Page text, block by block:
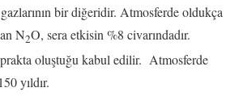
bir diğeridir. Atmosferde oldukça
N2O, sera etkisin %8 civarındadır.
oluştuğu kabul edilir. Atmosferde
yıldır.